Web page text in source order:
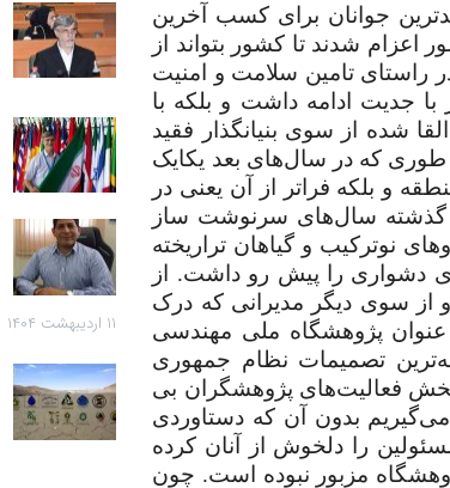
جوانان برای کسب آخرین
شدند تا کشور بتواند از
راستای تامین سلامت و امنیت
جدیت ادامه داشت و بلکه با
شده از سوی بنیانگذار فقید
که در سال‌های بعد یکایک
و بلکه فراتر از آن یعنی در
گذشته سال‌های سرنوشت ساز
نوترکیب و گیاهان تراریخته
دشواری را پیش رو داشت. از
سوی دیگر مدیرانی که درک
پژوهشگاه ملی مهندسی
تصمیمات نظام جمهوری
بخش فعالیت‌های پژوهشگران بی
اکنون فقط 25 سالگی را جشن می‌گیریم بدون آن که دستاوردی
را دلخوش از آنان کرده
مزبور نبوده است. چون
۱۱ اردیبهشت ۱۴۰۴